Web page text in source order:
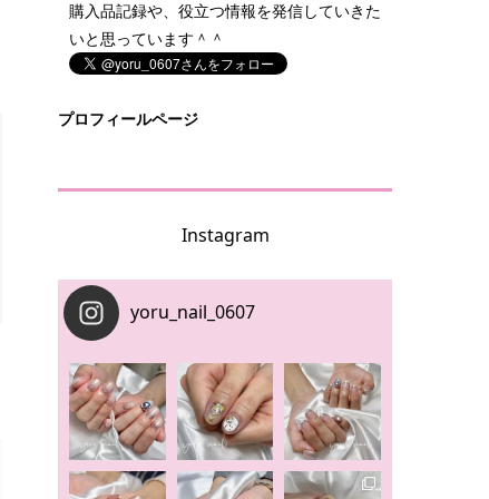
購入品記録や、役立つ情報を発信していきた
いと思っています＾＾
プロフィールページ
Instagram
yoru_nail_0607